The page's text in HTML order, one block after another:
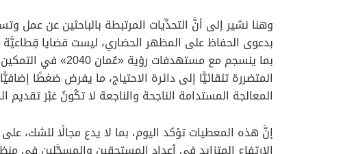
وهنا نشير إلى أنَّ التحدِّيات المرتبطة بالباحثين عن
بدعوى الحفاظ على المظهر الحضاري، ليست قضايا
بما ينسجم مع
المتضررة تلقائيًّا إلى دائرة الاحتياج، ما يفرض ضغطًا
المعالجة المستدامة الناجحة والناجعة لا تكُونُ عَبْرَ
إنَّ هذه المعطيات تؤكد اليوم، بما لا يدع مجالًا للشك،